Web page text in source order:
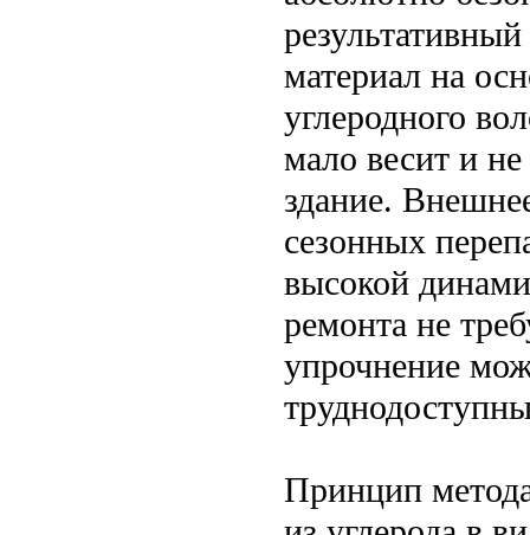
материал на
углеродного
мало весит и не
здание.
сезонных
высокой
ремонта не
упрочнение
Принцип